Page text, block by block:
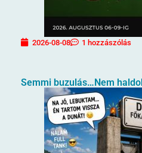
2026-08-08 1 hozzászólás
Semmi buzulás…Nem